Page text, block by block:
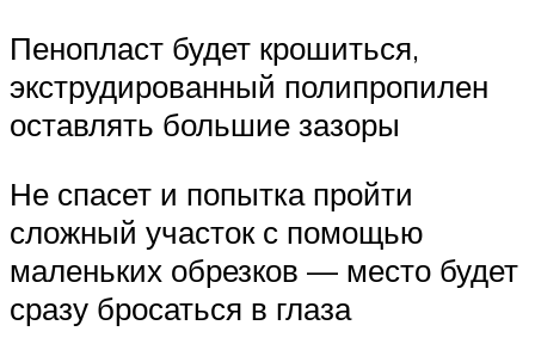
Пенопласт будет крошиться,
экструдированный полипропилен
оставлять большие зазоры
Не спасет и попытка пройти
сложный участок с помощью
маленьких обрезков — место будет
сразу бросаться в глаза